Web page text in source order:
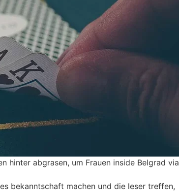
hinter abgrasen, um Frauen inside Belgrad via
bekanntschaft machen und die leser treffen,